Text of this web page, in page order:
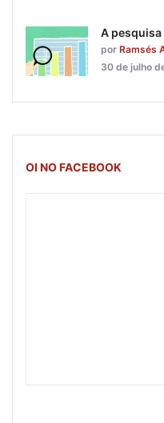
A
por Ramsés
30 de julho
OI NO FACEBOOK